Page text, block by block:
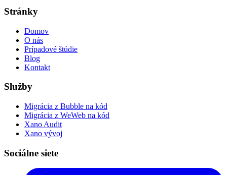
Stránky
Domov
O nás
Prípadové štúdie
Blog
Kontakt
Služby
Migrácia z Bubble na kód
Migrácia z WeWeb na kód
Xano Audit
Xano vývoj
Sociálne siete